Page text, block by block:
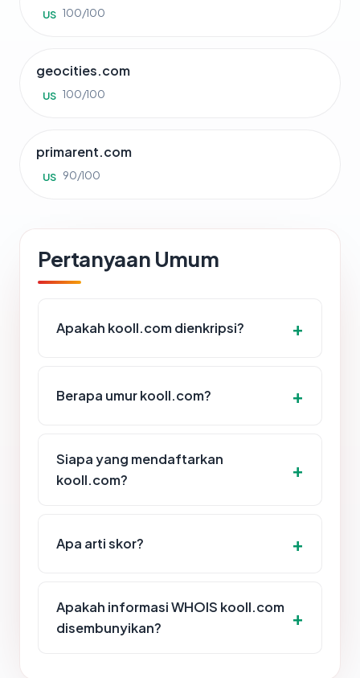
US 100/100
geocities.com
US 100/100
primarent.com
US 90/100
Pertanyaan Umum
Apakah kooll.com dienkripsi?
Berapa umur kooll.com?
Siapa yang mendaftarkan
kooll.com?
Apa arti skor?
Apakah informasi WHOIS kooll.com
disembunyikan?